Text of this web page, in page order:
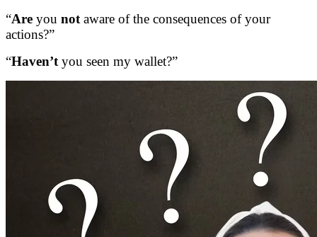
“Are you not aware of the consequences of your
actions?”
“Haven’t you seen my wallet?”